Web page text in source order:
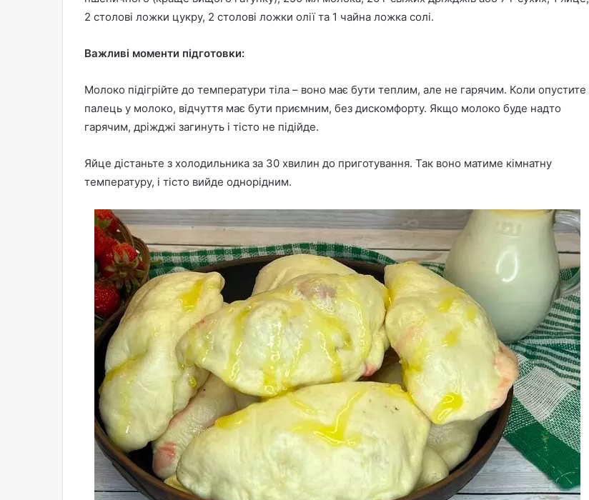
2 столові ложки цукру, 2 столові ложки олії та 1 чайна ложка солі.
Важливі моменти підготовки:
Молоко підігрійте до температури тіла – воно має бути теплим, але не гарячим. Коли опустите
палець у молоко, відчуття має бути приємним, без дискомфорту. Якщо молоко буде надто
гарячим, дріжджі загинуть і тісто не підійде.
Яйце дістаньте з холодильника за 30 хвилин до приготування. Так воно матиме кімнатну
температуру, і тісто вийде однорідним.